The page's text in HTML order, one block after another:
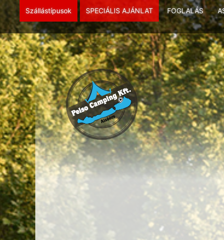
Szállástípusok SPECIÁLIS AJÁNLAT FOGLALÁS